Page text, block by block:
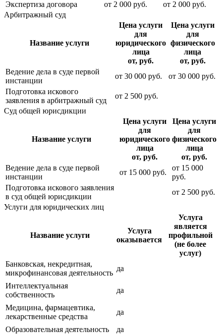
Экспертиза договора от 2 000 руб. от 2 000 руб.
Арбитражный суд
Название услуги
Цена услуги
для
юридического
лица
от, руб.
Цена услуги
для
физического
лица
от, руб.
Ведение дела в суде первой
инстанции
от 30 000 руб. от 30 000 руб.
Подготовка искового
заявления в арбитражный суд
от 2 500 руб.
Суд общей юрисдикции
Название услуги
Цена услуги
для
юридического
лица
от, руб.
Цена услуги
для
физического
лица
от, руб.
Ведение дела в суде первой
инстанции
от 15 000 руб.
от 15 000
руб.
Подготовка искового заявления
в суд общей юрисдикции
от 2 500 руб.
Услуги для юридических лиц
Название услуги
Услуга
оказывается
Услуга
является
профильной
(не более
услуг)
Банковская, некредитная,
микрофинансовая деятельность
да
Интеллектуальная
собственность
да
Медицина, фармацевтика,
лекарственные средства
да
Образовательная деятельность
да